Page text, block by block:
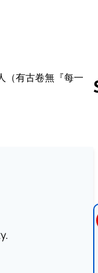
（有古卷無『每一